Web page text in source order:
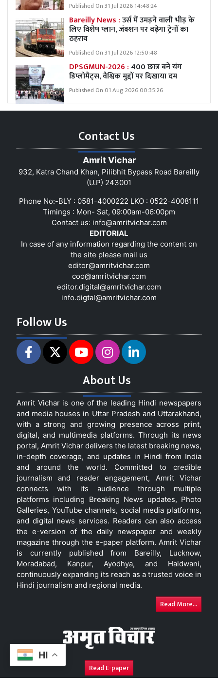
HI
Published On 31 Jul 2026 14:48:24
Bareilly News :उर्स में उमड़ने वाली भीड़ के
लिए विशेष प्लान, जंक्शन पर बढ़ेगा ट्रेनों का
ठहराव
Published On 31 Jul 2026 12:50:48
DPSGMUN-2026 : 400 छात्र बने यंग
डिप्लोमैट्स, वैश्विक मुद्दों पर दिखाया दम
Published On 01 Aug 2026 00:35:26
Contact Us
Amrit Vichar
932, Katra Chand Khan, Pilibhit Bypass Road Bareilly
(U.P) 243001
Phone No:-BLY : 0581-4000222 LKO : 0522-4008111
Timings : Mon- Sat, 09:00am-06:00pm
Contact us: info@amritvichar.com
EDITORIAL
In case of any information regarding the content on
the site please mail us
editor@amritvichar.com
coo@amritvichar.com
editor.digital@amritvichar.com
info.digtal@amritvichar.com
Follow Us
About Us
Amrit Vichar is one of the leading Hindi newspapers
and media houses in Uttar Pradesh and Uttarakhand,
with a strong and growing presence across print,
digital, and multimedia platforms. Through its news
portal, Amrit Vichar delivers the latest breaking news,
in-depth coverage, and updates in Hindi from India
and around the world. Committed to credible
journalism and reader engagement, Amrit Vichar
connects with its audience through multiple
platforms including Breaking News updates, Photo
Galleries, YouTube channels, social media platforms,
and digital news services. Readers can also access
the e-version of the daily newspaper and weekly
magazine through the e-paper platform. Amrit Vichar
is currently published from Bareilly, Lucknow,
Moradabad, Kanpur, Ayodhya, and Haldwani,
continuously expanding its reach as a trusted voice in
Hindi journalism and regional media.
Read More...
Read E-paper